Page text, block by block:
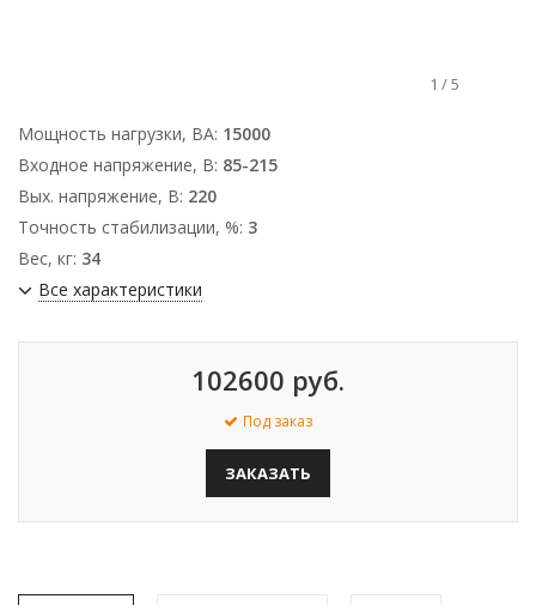
1 /5
Мощность нагрузки, ВА: 15000
Входное напряжение, В: 85-215
Вых. напряжение, В: 220
Точность стабилизации, %: 3
Вес, кг: 34
Все характеристики
102600 руб.
Под заказ
ЗАКАЗАТЬ